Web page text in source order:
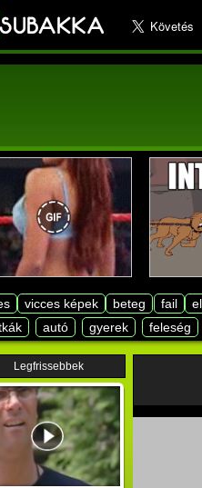
vicces képek beteg fail
autó gyerek feleség
Legfrissebbek